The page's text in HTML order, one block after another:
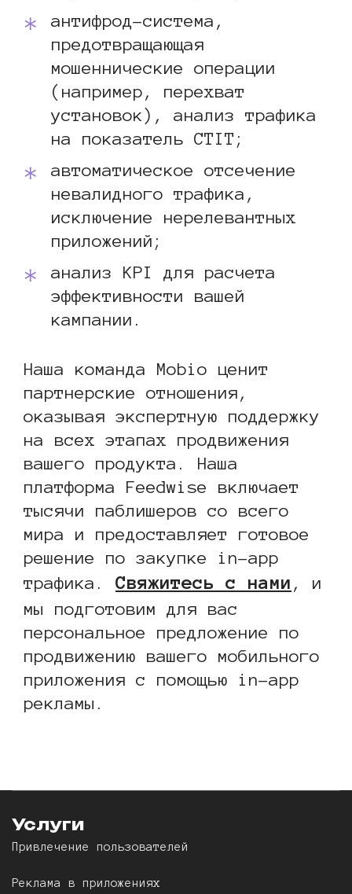
антифрод-система,
предотвращающая
мошеннические операции
(например, перехват
установок), анализ трафика
на показатель CTIT;
автоматическое отсечение
невалидного трафика,
исключение нерелевантных
приложений;
анализ KPI для расчета
эффективности вашей
кампании.
Наша команда Mobio ценит
партнерские отношения,
оказывая экспертную поддержку
на всех этапах продвижения
вашего продукта. Наша
платформа Feedwise включает
тысячи паблишеров со всего
мира и предоставляет готовое
решение по закупке in-app
трафика. Свяжитесь с нами , и
мы подготовим для вас
персональное предложение по
продвижению вашего мобильного
приложения с помощью in-app
рекламы.
Услуги
Привлечение пользователей
Реклама в приложениях